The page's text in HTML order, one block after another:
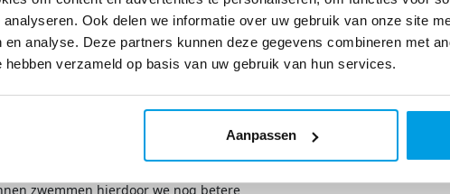
Ook delen we informatie over uw gebruik van onze site
en analyse. Deze partners kunnen deze gegevens combineren met
verzameld op basis van uw gebruik van hun services.
Aanpassen
ik geen seconde.
kind was heb ik mijn beste
verloren. Op latere leeftijd zijn een
schoonmoeder en een nicht
door deze vreselijke ziekte. Sommigen
het geluk gehad om dit na te kunnen
zwemmen hierdoor we nog betere